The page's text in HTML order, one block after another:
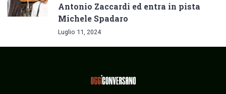
Antonio Zaccardi ed entra in pista
Michele Spadaro
Luglio 11, 2024